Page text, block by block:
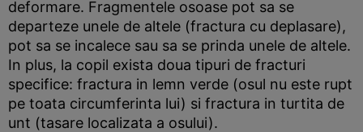
deformare. Fragmentele osoase pot sa se
departeze unele de altele (fractura cu deplasare),
pot sa se incalece sau sa se prinda unele de altele.
In plus, la copil exista doua tipuri de fracturi
specifice: fractura in lemn verde (osul nu este rupt
pe toata circumferinta lui) si fractura in turtita de
unt (tasare localizata a osului).